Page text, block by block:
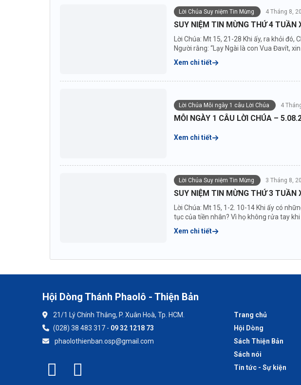
Lời Chúa Suy niệm Tin Mừng 4 Tháng 8,
SUY NIỆM TIN MỪNG THỨ 4 TUẦN
Lời Chúa: Mt 15, 21-28 Khi ấy, ra khỏi
Người rằng: “Lạy Ngài là con Vua Đavít,
Xem chi tiết
Lời Chúa Mỗi ngày 1 câu Lời Chúa 4
MỖI NGÀY 1 CÂU LỜI CHÚA –
Xem chi tiết
Lời Chúa Suy niệm Tin Mừng 3 Tháng 8,
SUY NIỆM TIN MỪNG THỨ 3 TUẦN
Lời Chúa: Mt 15, 1-2. 10-14 Khi ấy có
tục của tiền nhân? Vì họ không rửa tay
Xem chi tiết
Hội Dòng Thánh Phaolô - Thiện Bản
21/1 Lý Chính Thắng, P. Xuân Hoà, Tp. HCM.
(028) 38 483 317 - 09 32 1218 73
phaolothienban.osp@gmail.com
Trang chủ
Hội Dòng
Sách Thiện Bản
Sách nói
Tin tức - Sự kiện